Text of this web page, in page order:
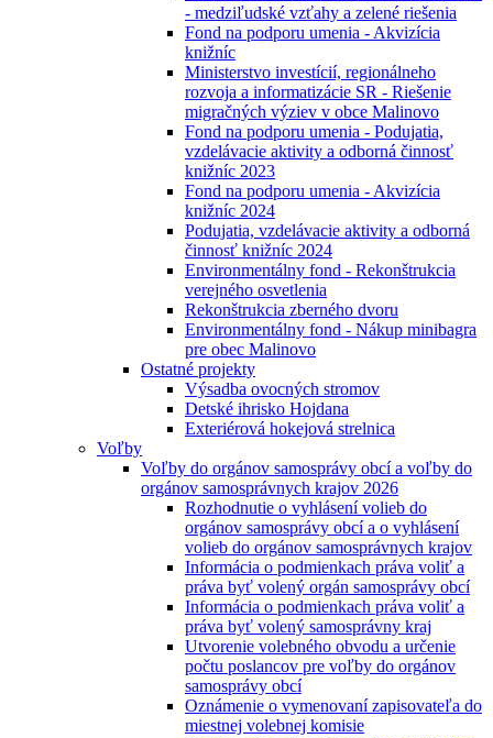
- medziľudské vzťahy a zelené riešenia
Fond na podporu umenia - Akvizícia
knižníc
Ministerstvo investícií, regionálneho
rozvoja a informatizácie SR - Riešenie
migračných výziev v obce Malinovo
Fond na podporu umenia - Podujatia,
vzdelávacie aktivity a odborná činnosť
knižníc 2023
Fond na podporu umenia - Akvizícia
knižníc 2024
Podujatia, vzdelávacie aktivity a odborná
činnosť knižníc 2024
Environmentálny fond - Rekonštrukcia
verejného osvetlenia
Rekonštrukcia zberného dvoru
Environmentálny fond - Nákup minibagra
pre obec Malinovo
Ostatné projekty
Výsadba ovocných stromov
Detské ihrisko Hojdana
Exteriérová hokejová strelnica
Voľby
Voľby do orgánov samosprávy obcí a voľby do
orgánov samosprávnych krajov 2026
Rozhodnutie o vyhlásení volieb do
orgánov samosprávy obcí a o vyhlásení
volieb do orgánov samosprávnych krajov
Informácia o podmienkach práva voliť a
práva byť volený orgán samosprávy obcí
Informácia o podmienkach práva voliť a
práva byť volený samosprávny kraj
Utvorenie volebného obvodu a určenie
počtu poslancov pre voľby do orgánov
samosprávy obcí
Oznámenie o vymenovaní zapisovateľa do
miestnej volebnej komisie